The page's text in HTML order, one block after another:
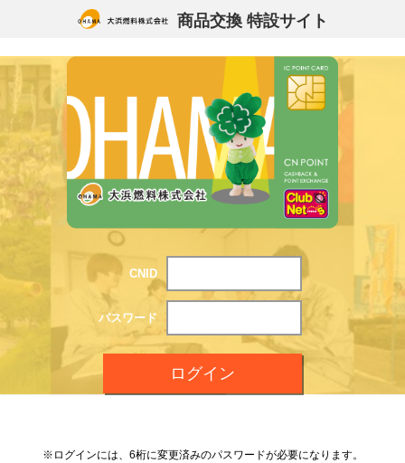
商品交換 特設サイト
CNID
パスワード
※ログインには、6桁に変更済みのパスワードが必要になります。